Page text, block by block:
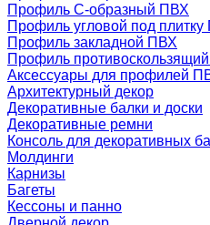
Профиль C-образный ПВХ
Профиль угловой под
Профиль закладной ПВХ
Профиль
Аксессуары для профилей
Архитектурный декор
Декоративные балки и доски
Декоративные ремни
Консоль для декоративных
Молдинги
Карнизы
Багеты
Кессоны и панно